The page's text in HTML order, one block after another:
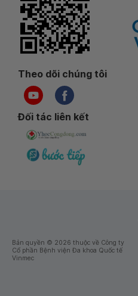
Theo dõi chúng tôi
Đối tác liên kết
Bản quyền © 2026 thuộc về Công ty
Cổ phần Bệnh viện Đa khoa Quốc tế
Vinmec